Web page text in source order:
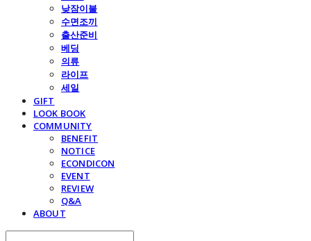
낮잠이불
수면조끼
출산준비
베딩
의류
라이프
세일
GIFT
LOOK BOOK
COMMUNITY
BENEFIT
NOTICE
ECONDICON
EVENT
REVIEW
Q&A
ABOUT